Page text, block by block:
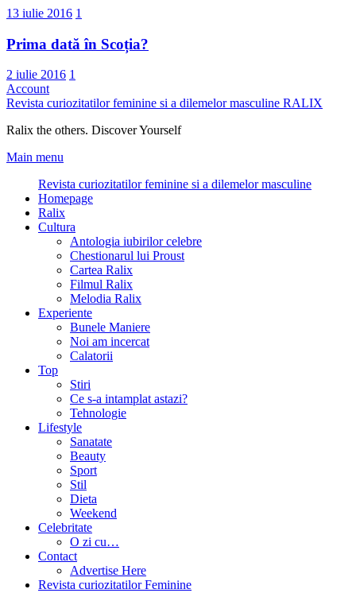
13 iulie 2016 1
Prima dată în Scoția?
2 iulie 2016 1
Account
Revista curiozitatilor feminine si a dilemelor masculine RALIX
Ralix the others. Discover Yourself
Main menu
Revista curiozitatilor feminine si a dilemelor masculine
Homepage
Ralix
Cultura
Antologia iubirilor celebre
Chestionarul lui Proust
Cartea Ralix
Filmul Ralix
Melodia Ralix
Experiente
Bunele Maniere
Noi am incercat
Calatorii
Top
Stiri
Ce s-a intamplat astazi?
Tehnologie
Lifestyle
Sanatate
Beauty
Sport
Stil
Dieta
Weekend
Celebritate
O zi cu…
Contact
Advertise Here
Revista curiozitatilor Feminine